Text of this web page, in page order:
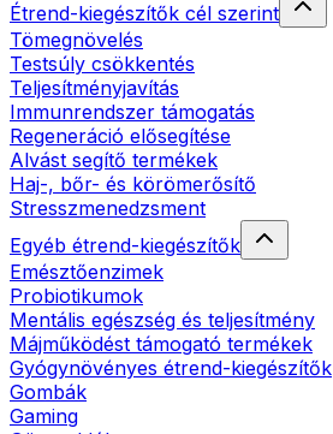
Étrend-kiegészítők cél szerint
Tömegnövelés
Testsúly csökkentés
Teljesítményjavítás
Immunrendszer támogatás
Regeneráció elősegítése
Alvást segítő termékek
Haj-, bőr- és körömerősítő
Stresszmenedzsment
Egyéb étrend-kiegészítők
Emésztőenzimek
Probiotikumok
Mentális egészség és teljesítmény
Májműködést támogató termékek
Gyógynövényes étrend-kiegészítők
Gombák
Gaming